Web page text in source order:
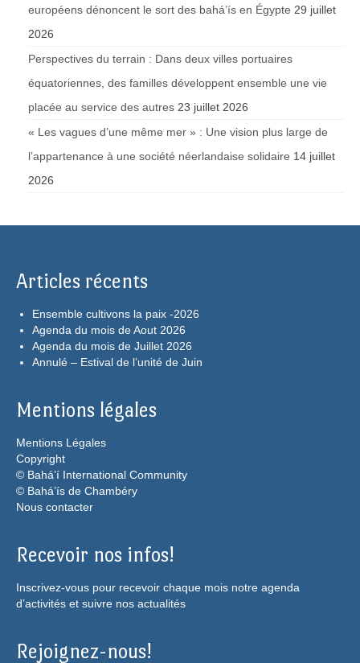
européens dénoncent le sort des bahá’ís en Égypte 29 juillet
2026
Perspectives du terrain : Dans deux villes portuaires
équatoriennes, des familles développent ensemble une vie
placée au service des autres 23 juillet 2026
« Les vagues d’une même mer » : Une vision plus large de
l’appartenance à une société néerlandaise solidaire 14 juillet
2026
Articles récents
Ensemble cultivons la paix -2026
Agenda du mois de Aout 2026
Agenda du mois de Juillet 2026
Annulé – Estival de l’unité de Juin
Mentions légales
Mentions Légales
Copyright
© Bahá’í International Community
© Bahá’ís de Chambéry
Nous contacter
Recevoir nos infos!
Inscrivez-vous pour recevoir chaque mois notre agenda
d’activités et suivre nos actualités
Rejoignez-nous!